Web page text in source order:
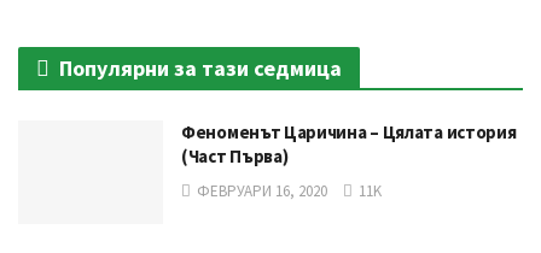
Популярни за тази седмица
Феноменът Царичина – Цялата история
(Част Първа)
ФЕВРУАРИ 16, 2020 11K